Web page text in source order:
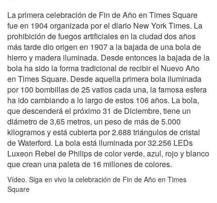
La primera celebración de Fin de Año en Times Square
fue en 1904 organizada por el diario New York Times. La
prohibición de fuegos artificiales en la ciudad dos años
más tarde dio origen en 1907 a la bajada de una bola de
hierro y madera iluminada. Desde entonces la bajada de la
bola ha sido la forma tradicional de recibir el Nuevo Año
en Times Square. Desde aquella primera bola iluminada
por 100 bombillas de 25 vatios cada una, la famosa esfera
ha ido cambiando a lo largo de estos 106 años. La bola,
que descenderá el próximo 31 de Diciembre, tiene un
diámetro de 3,65 metros, un peso de más de 5.000
kilogramos y está cubierta por 2.688 triángulos de cristal
de Waterford. La bola está iluminada por 32.256 LEDs
Luxeon Rebel de Philips de color verde, azul, rojo y blanco
que crean una paleta de 16 millones de colores.
Vídeo. Siga en vivo la celebración de Fin de Año en Times
Square